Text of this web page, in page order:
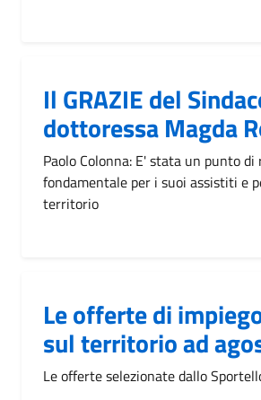
Il GRAZIE del
dottoressa Magda
Paolo Colonna: E' stata un punto
fondamentale per i suoi assistiti e
territorio
Le offerte di
sul territorio ad
Le offerte selezionate dallo